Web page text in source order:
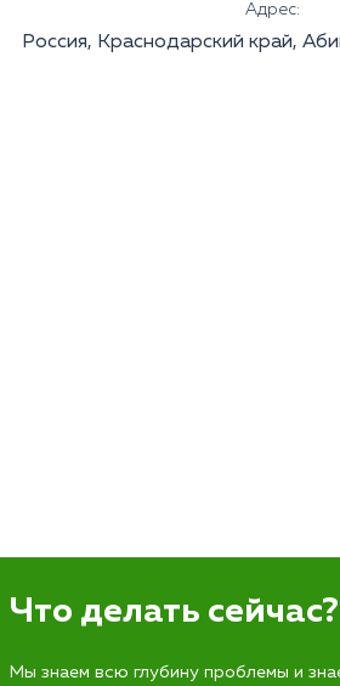
Адрес:
Россия, Краснодарский край,
Что делать сейчас?
Мы знаем всю глубину проблемы и